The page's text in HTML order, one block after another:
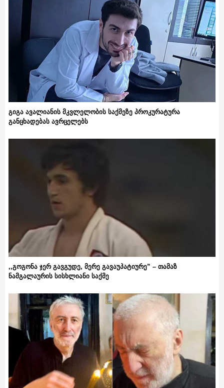
გიგა ავალიანის მკვლელობის საქმეზე პროკურატურა
განცხადებას ავრცელებს
,,გოგონა ჯერ გავგუდე, მერე გავაუპატიურე” – თამაზ
ნამგალაურის სისხლიანი საქმე